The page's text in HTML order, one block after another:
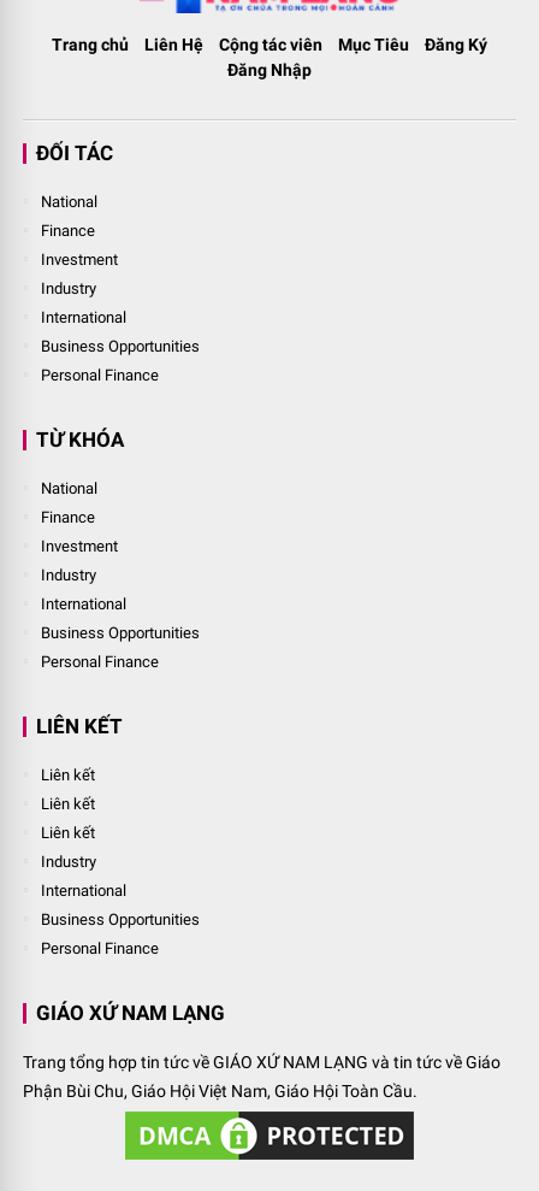
Trang chủ Liên Hệ Cộng tác viên Mục Tiêu
Đăng Ký
Đăng Nhập
ĐỐI TÁC
National
Finance
Investment
Industry
International
Business Opportunities
Personal Finance
TỪ KHÓA
National
Finance
Investment
Industry
International
Business Opportunities
Personal Finance
LIÊN KẾT
Liên kết
Liên kết
Liên kết
Industry
International
Business Opportunities
Personal Finance
GIÁO XỨ NAM LẠNG
Trang tổng hợp tin tức về GIÁO XỨ NAM LẠNG và tin tức về Giáo
Phận Bùi Chu, Giáo Hội Việt Nam, Giáo Hội Toàn Cầu.